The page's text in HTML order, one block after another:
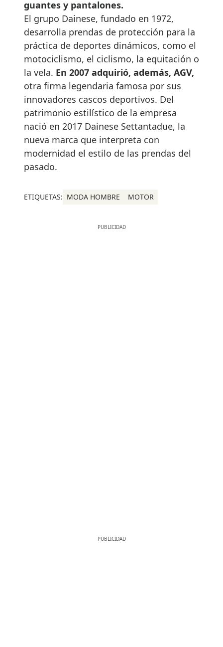
guantes y pantalones.
El grupo Dainese, fundado en 1972,
desarrolla prendas de protección para la
práctica de deportes dinámicos, como el
motociclismo, el ciclismo, la equitación o
la vela. En 2007 adquirió, además, AGV,
otra firma legendaria famosa por sus
innovadores cascos deportivos. Del
patrimonio estilístico de la empresa
nació en 2017 Dainese Settantadue, la
nueva marca que interpreta con
modernidad el estilo de las prendas del
pasado.
ETIQUETAS: MODA HOMBRE MOTOR